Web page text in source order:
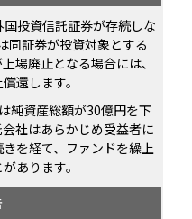
投資信託証券が存続しな
同証券が投資対象とする
場廃止となる場合には、
還します。
純資産総額が30億円を下
社はあらかじめ受益者に
を経て、ファンドを繰上
あります。